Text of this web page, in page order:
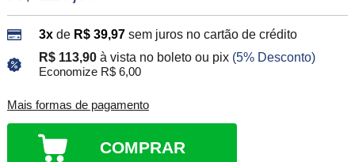
3xde R$ 39,97 sem juros no cartão de crédito
R$ 113,90 à vista no boleto ou pix (5% Desconto)
Economize R$ 6,00
Mais formas de pagamento
COMPRAR